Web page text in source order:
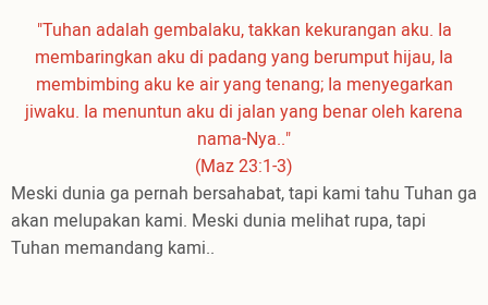
"Tuhan adalah gembalaku, takkan kekurangan aku. Ia
membaringkan aku di padang yang berumput hijau, Ia
membimbing aku ke air yang tenang; Ia menyegarkan
jiwaku. Ia menuntun aku di jalan yang benar oleh karena
nama-Nya.."
(Maz 23:1-3)
Meski dunia ga pernah bersahabat, tapi kami tahu Tuhan ga
akan melupakan kami. Meski dunia melihat rupa, tapi
Tuhan memandang kami..